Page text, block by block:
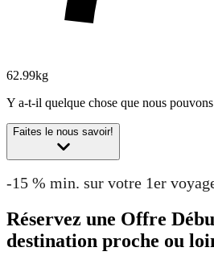
62.99kg
Y a-t-il quelque chose que nous
Faites le nous savoir!
-15 % min. sur votre 1er
Réservez une Offre
destination proche ou